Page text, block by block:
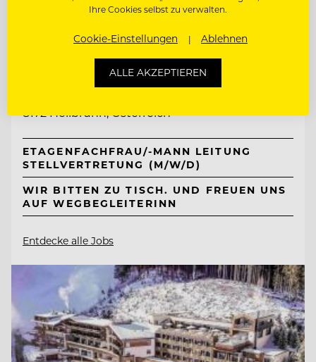
TOP ARBEITGEBER
Naturhotel Bauernhofer
8172 Heilbrunn, Österreich
ETAGENFACHFRAU/-MANN LEITUNG
STELLVERTRETUNG (M/W/D)
WIR BITTEN ZU TISCH. UND FREUEN UNS
AUF WEGBEGLEITERINN
Entdecke alle Jobs
Ihre Cookies selbst zu verwalten.
Cookie-Einstellungen Ablehnen
ALLE AKZEPTIEREN